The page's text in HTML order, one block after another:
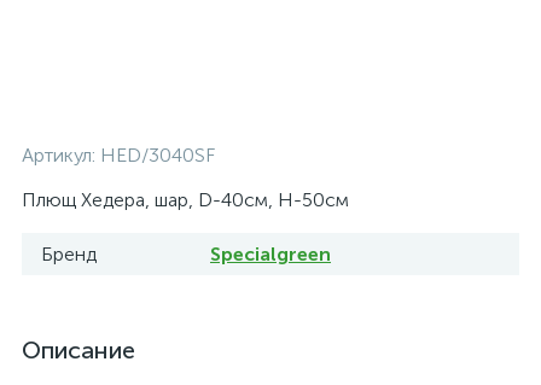
Артикул: HED/3040SF
Плющ Хедера, шар, D-40см, H-50см
Бренд Specialgreen
Описание